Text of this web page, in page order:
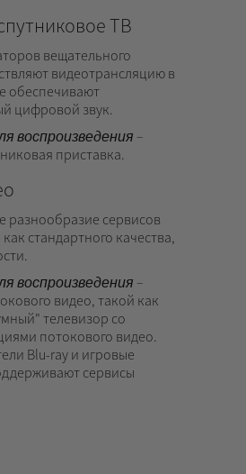
ТВ
вещательного
видеотрансляцию в
обеспечивают
цифровой звук.
воспроизведения –
приставка.
разнообразие сервисов
стандартного качества,
воспроизведения –
видео, такой как
телевизор со
потокового видео.
Blu-ray и игровые
сервисы